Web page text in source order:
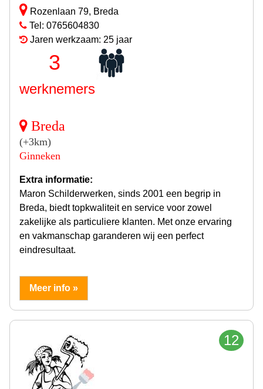
Rozenlaan 79, Breda
Tel: 0765604830
Jaren werkzaam: 25 jaar
3
werknemers
Breda
(+3km)
Ginneken
Extra informatie:
Maron Schilderwerken, sinds 2001 een begrip in
Breda, biedt topkwaliteit en service voor zowel
zakelijke als particuliere klanten. Met onze ervaring
en vakmanschap garanderen wij een perfect
eindresultaat.
Meer info »
12